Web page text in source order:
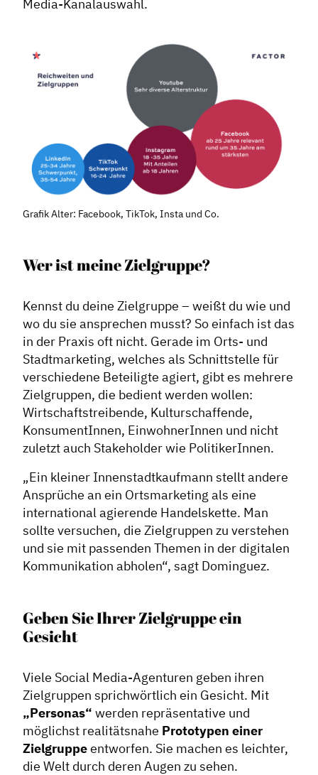
Media-Kanalauswahl.
Grafik Alter: Facebook, TikTok, Insta und Co.
Wer ist meine Zielgruppe?
Kennst du deine Zielgruppe – weißt du wie und
wo du sie ansprechen musst? So einfach ist das
in der Praxis oft nicht. Gerade im Orts- und
Stadtmarketing, welches als Schnittstelle für
verschiedene Beteiligte agiert, gibt es mehrere
Zielgruppen, die bedient werden wollen:
Wirtschaftstreibende, Kulturschaffende,
KonsumentInnen, EinwohnerInnen und nicht
zuletzt auch Stakeholder wie PolitikerInnen.
„Ein kleiner Innenstadtkaufmann stellt andere
Ansprüche an ein Ortsmarketing als eine
international agierende Handelskette. Man
sollte versuchen, die Zielgruppen zu verstehen
und sie mit passenden Themen in der digitalen
Kommunikation abholen“, sagt Dominguez.
Geben Sie Ihrer Zielgruppe ein
Gesicht
Viele Social Media-Agenturen geben ihren
Zielgruppen sprichwörtlich ein Gesicht. Mit
„Personas“ werden repräsentative und
möglichst realitätsnahe Prototypen einer
Zielgruppeentworfen. Sie machen es leichter,
die Welt durch deren Augen zu sehen.